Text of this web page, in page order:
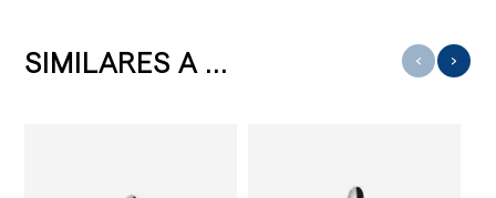
SIMILARES A ... ‹ ›